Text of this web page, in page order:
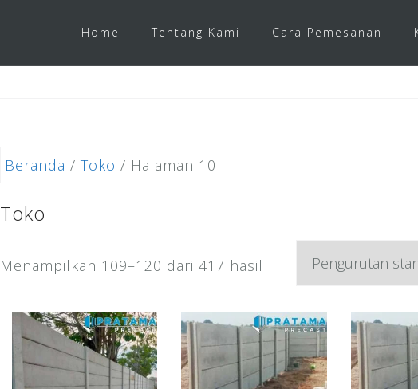
Home Tentang Kami Cara Pemesanan
Beranda / Toko / Halaman 10
Toko
Menampilkan 109–120 dari 417 hasil